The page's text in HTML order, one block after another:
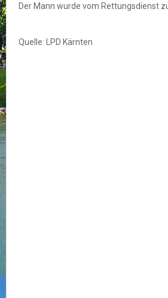
Der Mann wurde vom Rettungsdienst
Quelle: LPD Kärnten